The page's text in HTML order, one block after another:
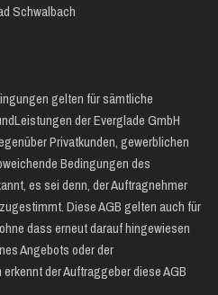
Schwalbach
gelten für sämtliche
der Everglade GmbH
Privatkunden, gewerblichen
Bedingungen des
es sei denn, der Auftragnehmer
Diese AGB gelten auch für
dass erneut darauf hingewiesen
Angebots oder der
der Auftraggeber diese AGB